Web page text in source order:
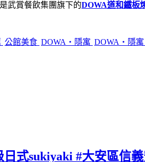
武賞餐飲集團旗下的DOWA道和鐵板
公館美食 DOWA・隱寓 DOWA・隱
式sukiyaki #大安區信